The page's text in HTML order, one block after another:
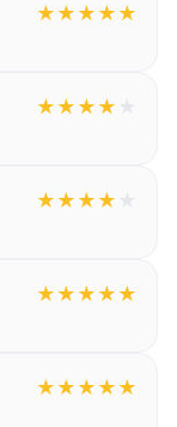
★ ★ ★ ★ ★
★ ★ ★ ★
★ ★ ★ ★
★ ★ ★ ★ ★
★ ★ ★ ★ ★